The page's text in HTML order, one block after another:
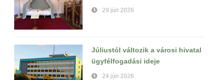
29 jún 2026
Júliustól változik a városi hivatal
ügyfélfogadási ideje
24 jún 2026